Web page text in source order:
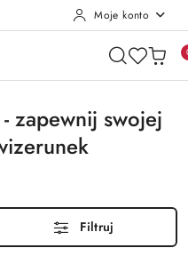
Moje konto
zapewnij swojej
Filtruj